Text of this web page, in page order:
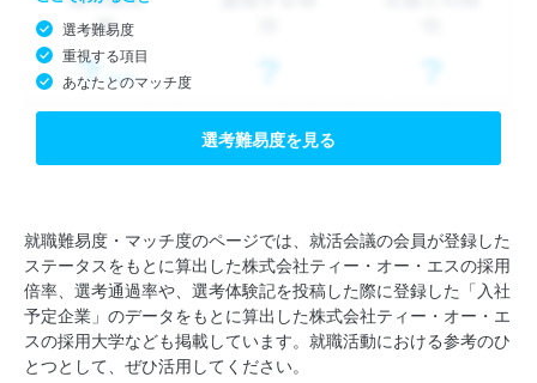
選考難易度
重視する項目
あなたとのマッチ度
選考難易度を見る
就職難易度・マッチ度のページでは、就活会議の会員が登録した
ステータスをもとに算出した株式会社ティー・オー・エスの採用
倍率、選考通過率や、選考体験記を投稿した際に登録した「入社
予定企業」のデータをもとに算出した株式会社ティー・オー・エ
スの採用大学なども掲載しています。就職活動における参考のひ
とつとして、ぜひ活用してください。